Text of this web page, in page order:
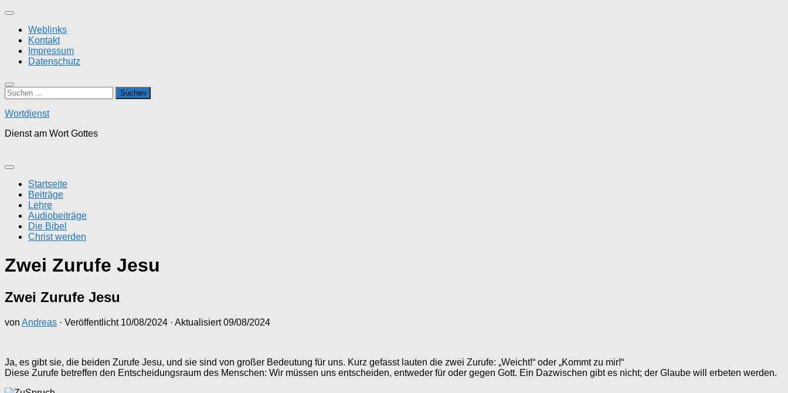
Zum
springenWeblinks
Kontakt
Impressum
Datenschutz
Suchen
nach:
Wortdienst
Dienst am Wort Gottes
Startseite
Beiträge
Lehre
Audiobeiträge
Die Bibel
Christ werden
Zwei Zurufe Jesu
Zwei Zurufe Jesu
von Andreas · Veröffentlicht 10/08/2024 · Aktualisiert09/08/2024
Ja, es gibt sie, die beiden Zurufe Jesu, und sie sind von großer Bedeutung für uns. Kurz gefasst lauten die zwei Zurufe: „Weicht!“ oder „Kommt zu mir!“
Diese Zurufe betreffen den Entscheidungsraum des Menschen: Wir müssen uns entscheiden, entweder für oder gegen Gott. Ein Dazwischen gibt es nicht; der Glaube will erbeten werden.